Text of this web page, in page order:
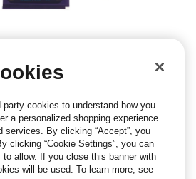
Carpaccio Di Polpo
cookies to understand how you
a personalized shopping experience
services. By clicking “Accept”, you
clicking “Cookie Settings”, you can
allow. If you close this banner with
will be used. To learn more, see